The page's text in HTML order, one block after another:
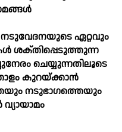
നടുവേദനയുടെ ഏറ്റവും
ശക്‌തിപ്പെടുത്തുന്ന
ചെയ്യുന്നതിലൂടെ
കുറയ്‌ക്കാന്‍
നടുഭാഗത്തെയും